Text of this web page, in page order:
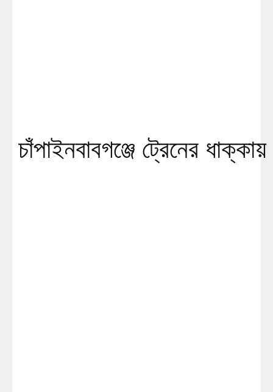
চাঁপাইনবাবগঞ্জে ট্রেনের